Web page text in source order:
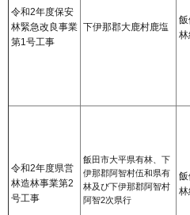
令和2年度保安
林緊急改良事業
第1号工事
下伊那郡大鹿村鹿塩
飯
令和2年度県営
林造林事業第2
号工事
飯田市大平県有林、下
伊那郡阿智村伍和県有
林及び下伊那郡阿智村
阿智2次県行
飯